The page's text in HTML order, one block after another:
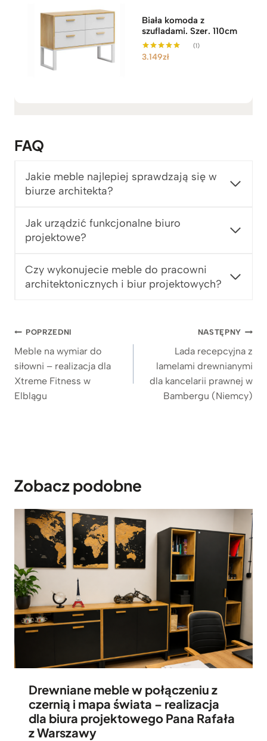
o
Biała komoda z
szufladami. Szer. 110cm
Oceniono
(1)
3.149zł
FAQ
Jakie meble najlepiej sprawdzają się w
biurze architekta?
Jak urządzić funkcjonalne biuro
projektowe?
Czy wykonujecie meble do pracowni
architektonicznych i biur projektowych?
Nawigacja
wpisu
POPRZEDNI
Meble na wymiar do
siłowni – realizacja dla
Xtreme Fitness w
Elblągu
NASTĘPNY
Lada recepcyjna z
lamelami drewnianymi
dla kancelarii prawnej w
Bambergu (Niemcy)
Zobacz podobne
Drewniane meble w połączeniu z
czernią i mapa świata – realizacja
dla biura projektowego Pana Rafała
z Warszawy